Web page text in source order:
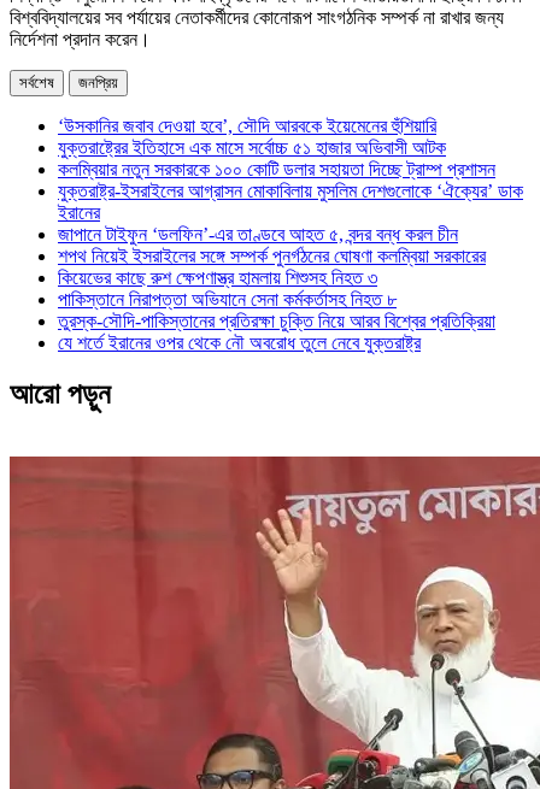
বিশ্ববিদ্যালয়ের সব পর্যায়ের নেতাকর্মীদের কোনোরূপ সাংগঠনিক সম্পর্ক না রাখার জন্য
নির্দেশনা প্রদান করেন।
সর্বশেষ জনপ্রিয়
‘উসকানির জবাব দেওয়া হবে’, সৌদি আরবকে ইয়েমেনের হুঁশিয়ারি
যুক্তরাষ্ট্রের ইতিহাসে এক মাসে সর্বোচ্চ ৫১ হাজার অভিবাসী আটক
কলম্বিয়ার নতুন সরকারকে ১০০ কোটি ডলার সহায়তা দিচ্ছে ট্রাম্প প্রশাসন
যুক্তরাষ্ট্র-ইসরাইলের আগ্রাসন মোকাবিলায় মুসলিম দেশগুলোকে ‘ঐক্যের’ ডাক
ইরানের
জাপানে টাইফুন ‘ডলফিন’-এর তাণ্ডবে আহত ৫, বন্দর বন্ধ করল চীন
শপথ নিয়েই ইসরাইলের সঙ্গে সম্পর্ক পুনর্গঠনের ঘোষণা কলম্বিয়া সরকারের
কিয়েভের কাছে রুশ ক্ষেপণাস্ত্র হামলায় শিশুসহ নিহত ৩
পাকিস্তানে নিরাপত্তা অভিযানে সেনা কর্মকর্তাসহ নিহত ৮
তুরস্ক-সৌদি-পাকিস্তানের প্রতিরক্ষা চুক্তি নিয়ে আরব বিশ্বের প্রতিক্রিয়া
যে শর্তে ইরানের ওপর থেকে নৌ অবরোধ তুলে নেবে যুক্তরাষ্ট্র
আরো পড়ুন